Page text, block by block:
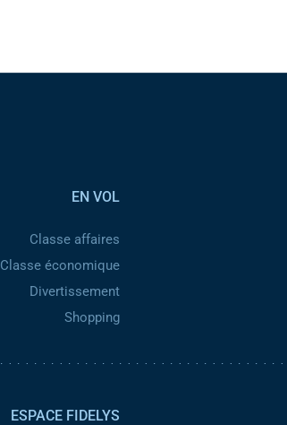
EN VOL
Classe affaires
Classe économique
Divertissement
Shopping
ESPACE FIDELYS